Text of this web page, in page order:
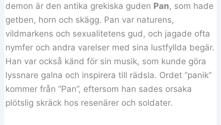
demon är den antika grekiska guden Pan, som hade
getben, horn och skägg. Pan var naturens,
vildmarkens och sexualitetens gud, och jagade ofta
nymfer och andra varelser med sina lustfyllda begär.
Han var också känd för sin musik, som kunde göra
lyssnare galna och inspirera till rädsla. Ordet ”panik”
kommer från ”Pan”, eftersom han sades orsaka
plötslig skräck hos resenärer och soldater.